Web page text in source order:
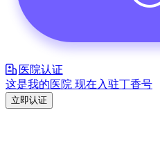
医院认证
这是我的医院 现在入驻丁香号
立即认证